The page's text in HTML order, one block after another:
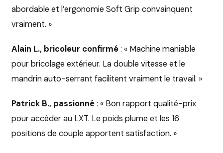
abordable et l’ergonomie Soft Grip convainquent
vraiment. »
Alain L., bricoleur confirmé: « Machine maniable
pour bricolage extérieur. La double vitesse et le
mandrin auto-serrant facilitent vraiment le travail. »
Patrick B., passionné: « Bon rapport qualité-prix
pour accéder au LXT. Le poids plume et les 16
positions de couple apportent satisfaction. »